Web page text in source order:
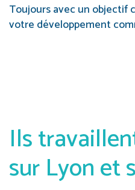
Toujours avec un objectif
votre développement
Ils
sur Lyon et